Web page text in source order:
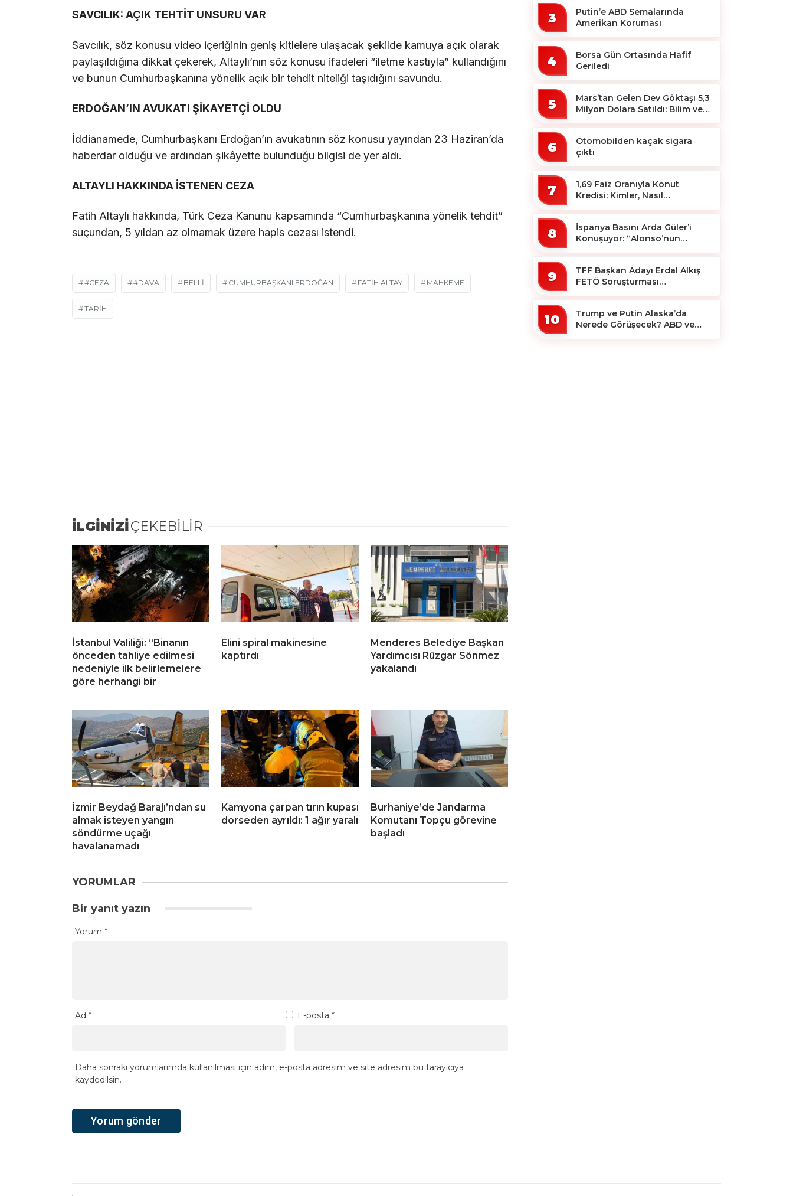
SAVCILIK: AÇIK TEHTİT UNSURU VAR
Savcılık, söz konusu video içeriğinin geniş kitlelere ulaşacak şekilde kamuya açık olarak
paylaşıldığına dikkat çekerek, Altaylı’nın söz konusu ifadeleri “iletme kastıyla” kullandığını
ve bunun Cumhurbaşkanına yönelik açık bir tehdit niteliği taşıdığını savundu.
ERDOĞAN’IN AVUKATI ŞİKAYETÇİ OLDU
İddianamede, Cumhurbaşkanı Erdoğan’ın avukatının söz konusu yayından 23 Haziran’da
haberdar olduğu ve ardından şikâyette bulunduğu bilgisi de yer aldı.
ALTAYLI HAKKINDA İSTENEN CEZA
Fatih Altaylı hakkında, Türk Ceza Kanunu kapsamında “Cumhurbaşkanına yönelik tehdit”
suçundan, 5 yıldan az olmamak üzere hapis cezası istendi.
#CEZA #DAVA BELLI CUMHURBAŞKANI ERDOĞAN FATİH ALTAY MAHKEME
TARIH
İLGİNİZİÇEKEBİLİR
İstanbul Valiliği: “Binanın
önceden tahliye edilmesi
nedeniyle ilk belirlemelere
göre herhangi bir
Elini spiral makinesine
kaptırdı
Menderes Belediye Başkan
Yardımcısı Rüzgar Sönmez
yakalandı
İzmir Beydağ Barajı’ndan su
almak isteyen yangın
söndürme uçağı
havalanamadı
Kamyona çarpan tırın kupası
dorseden ayrıldı: 1 ağır yaralı
Burhaniye’de Jandarma
Komutanı Topçu görevine
başladı
YORUMLAR
Bir yanıt yazın
Yorum *
Ad * E-posta *
Daha sonraki yorumlarımda kullanılması için adım, e-posta adresim ve site adresim bu tarayıcıya
kaydedilsin.
3
Putin’e ABD Semalarında
Amerikan Koruması
4
Borsa Gün Ortasında Hafif
Geriledi
5
Mars’tan Gelen Dev Göktaşı 5,3
Milyon Dolara Satıldı: Bilim ve
6
Otomobilden kaçak sigara
çıktı
7
1,69 Faiz Oranıyla Konut
Kredisi: Kimler, Nasıl
8
İspanya Basını Arda Güler’i
Konuşuyor: “Alonso’nun
9
TFF Başkan Adayı Erdal Alkış
FETÖ Soruşturması
10
Trump ve Putin Alaska’da
Nerede Görüşecek? ABD ve